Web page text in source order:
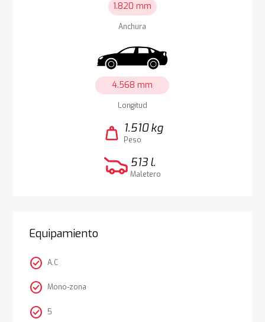
1.820 mm
Anchura
4.568 mm
Longitud
weight 1.510 kg
Peso
513 l.
Maletero
Equipamiento
check_circle A.C
check_circle Mono-zona
check_circle 5